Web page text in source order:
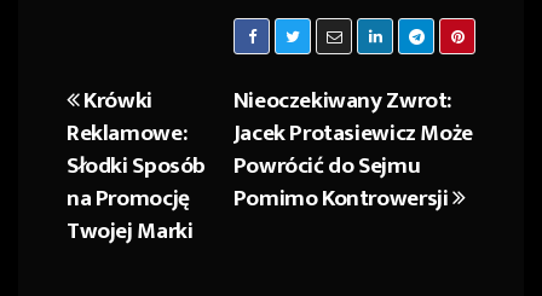
Nawigacja
wpisu
Nieoczekiwany Zwrot:
Jacek Protasiewicz Może
Powrócić do Sejmu
Pomimo Kontrowersji
Krówki
Reklamowe:
Słodki Sposób
na Promocję
Twojej Marki